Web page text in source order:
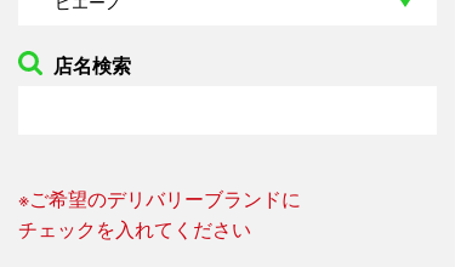
店名検索
※ご希望のデリバリーブランドに
チェックを入れてください